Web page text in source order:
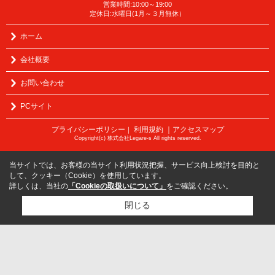
営業時間:10:00～19:00
定休日:水曜日(1月～３月無休）
ホーム
会社概要
お問い合わせ
PCサイト
プライバシーポリシー 利用規約 ｜アクセスマップ
Copyright(c) 株式会社Legare-s All rights reserved.
当サイトでは、お客様の当サイト利用状況把握、サービス向上検討を目的と
して、クッキー（Cookie）を使用しています。
詳しくは、当社の 「Cookieの取扱いについて」 をご確認ください。
閉じる